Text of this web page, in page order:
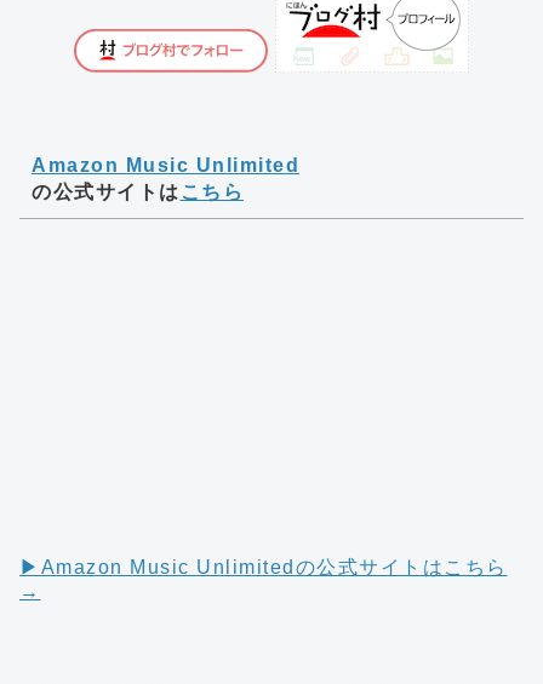
Amazon Music Unlimited
の公式サイトは こちら
▶︎Amazon Music Unlimitedの公式サイトはこちら
→